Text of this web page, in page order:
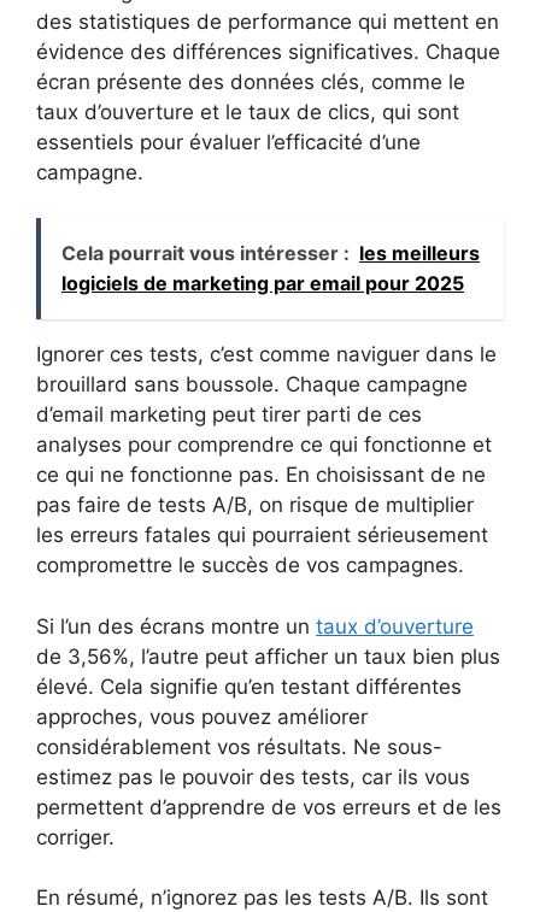
des statistiques de performance qui mettent en
évidence des différences significatives. Chaque
écran présente des données clés, comme le
taux d’ouverture et le taux de clics, qui sont
essentiels pour évaluer l’efficacité d’une
campagne.
Cela pourrait vous intéresser : les meilleurs
logiciels de marketing par email pour 2025
Ignorer ces tests, c’est comme naviguer dans le
brouillard sans boussole. Chaque campagne
d’email marketing peut tirer parti de ces
analyses pour comprendre ce qui fonctionne et
ce qui ne fonctionne pas. En choisissant de ne
pas faire de tests A/B, on risque de multiplier
les erreurs fatales qui pourraient sérieusement
compromettre le succès de vos campagnes.
Si l’un des écrans montre un taux d’ouverture
de 3,56%, l’autre peut afficher un taux bien plus
élevé. Cela signifie qu’en testant différentes
approches, vous pouvez améliorer
considérablement vos résultats. Ne sous-
estimez pas le pouvoir des tests, car ils vous
permettent d’apprendre de vos erreurs et de les
corriger.
En résumé, n’ignorez pas les tests A/B. Ils sont